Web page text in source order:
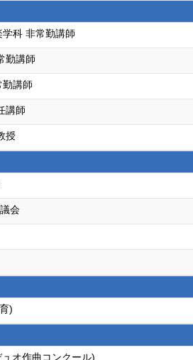
科 非常勤講師
勤講師
講師
講師
授
会
)
オ作曲コンクール)